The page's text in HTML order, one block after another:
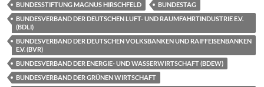
BUNDESSTIFTUNG MAGNUS HIRSCHFELD
BUNDESTAG
BUNDESVERBAND DER DEUTSCHEN LUFT- UND RAUMFAHRTINDUSTRIE E.V.
(BDLI)
BUNDESVERBAND DER DEUTSCHEN VOLKSBANKEN UND RAIFFEISENBANKEN
E.V. (BVR)
BUNDESVERBAND DER ENERGIE- UND WASSERWIRTSCHAFT (BDEW)
BUNDESVERBAND DER GRÜNEN WIRTSCHAFT